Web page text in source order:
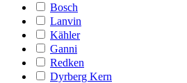
Bosch
Lanvin
Kähler
Ganni
Redken
Dyrberg Kern